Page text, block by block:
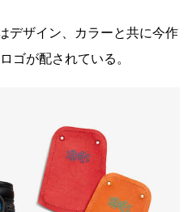
デザイン、カラーと共に今作
ゴが配されている。